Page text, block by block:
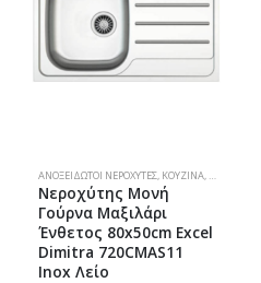
ΑΝΟΞΕΊΔΩΤΟΙ ΝΕΡΟΧΎΤΕΣ, ΚΟΥΖΊΝΑ, ΝΕΡΟΧΎΤΕΣ
Νεροχύτης Μονή
Γούρνα Μαξιλάρι
Ένθετος 80x50cm Excel
Dimitra 720CMAS11
Inox Λείο